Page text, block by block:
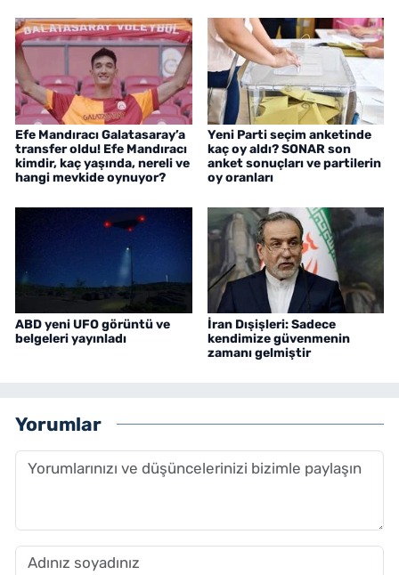
Efe Mandıracı Galatasaray’a
transfer oldu! Efe Mandıracı
kimdir, kaç yaşında, nereli ve
hangi mevkide oynuyor?
Yeni Parti seçim anketinde
kaç oy aldı? SONAR son
anket sonuçları ve partilerin
oy oranları
ABD yeni UFO görüntü ve
belgeleri yayınladı
İran Dışişleri: Sadece
kendimize güvenmenin
zamanı gelmiştir
Yorumlar